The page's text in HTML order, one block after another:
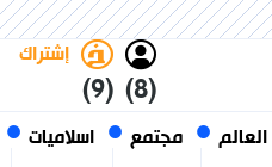
العالم مجتمع اسلاميات
(8)
إشتراك
(9)
الجزائر